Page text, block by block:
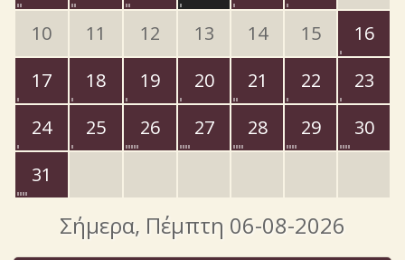
10
11 12 13 14 15
16
17
18 19 20 21 22
23
24
25 26 27 28 29
30
31
Σήμερα, Πέμπτη 06-08-2026